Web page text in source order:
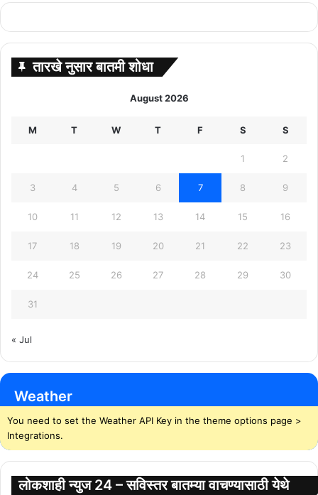
तारखे नुसार बातमी शोधा
August 2026
M T W T F S S
1 2
3 4 5 6 7 8 9
10 11 12 13 14 15 16
17 18 19 20 21 22 23
24 25 26 27 28 29 30
31
« Jul
Weather
You need to set the Weather API Key in the theme options page >
Integrations.
लोकशाही न्युज 24 – सविस्तर बातम्या वाचण्यासाठी येथे